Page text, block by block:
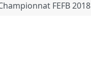
FEFB 2018